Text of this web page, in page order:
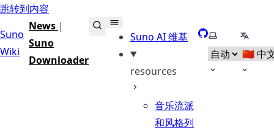
跳转到内容
Suno
Wiki
News |
Suno
Downloader
Suno AI 维基
resources
音乐流派
和风格列
GitHub
选择主题选择语